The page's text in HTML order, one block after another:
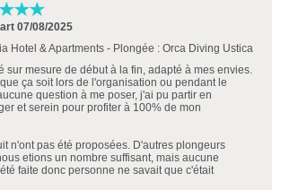
07/08/2025
Hotel & Apartments - Plongée : Orca Diving Ustica
sur mesure de début à la fin, adapté à mes envies.
ça soit lors de l'organisation ou pendant le
question à me poser, j'ai pu partir en
et serein pour profiter à 100% de mon
n'ont pas été proposées. D'autres plongeurs
etions un nombre suffisant, mais aucune
faite donc personne ne savait que c'était